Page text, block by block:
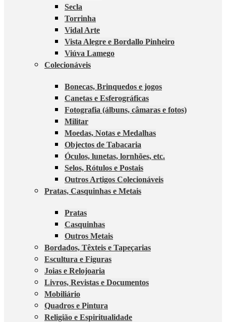
Secla
Torrinha
Vidal Arte
Vista Alegre e Bordallo Pinheiro
Viúva Lamego
Colecionáveis
Bonecas, Brinquedos e jogos
Canetas e Esferográficas
Fotografia (álbuns, câmaras e fotos)
Militar
Moedas, Notas e Medalhas
Objectos de Tabacaria
Óculos, lunetas, lornhões, etc.
Selos, Rótulos e Postais
Outros Artigos Colecionáveis
Pratas, Casquinhas e Metais
Pratas
Casquinhas
Outros Metais
Bordados, Têxteis e Tapeçarias
Escultura e Figuras
Joias e Relojoaria
Livros, Revistas e Documentos
Mobiliário
Quadros e Pintura
Religião e Espiritualidade